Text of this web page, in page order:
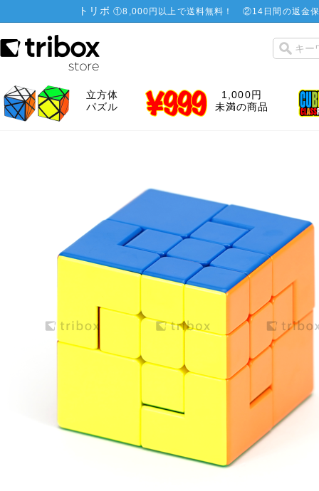
トリボ ①8,000円以上で送料無料！ ②14日間の返金
立方体
パズル
1,000円
未満の商品